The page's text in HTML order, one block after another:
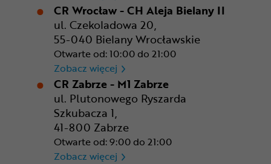
CR Wrocław - CH Aleja Bielany II
ul. Czekoladowa 20,
55-040 Bielany Wrocławskie
Otwarte od: 10:00 do 21:00
Zobacz więcej CR Wrocław - CH Aleja
CR Zabrze - M1 Zabrze
ul. Plutonowego Ryszarda
Szkubacza 1,
41-800 Zabrze
Otwarte od: 9:00 do 21:00
Zobacz więcej CR Zabrze - M1 Zabrze